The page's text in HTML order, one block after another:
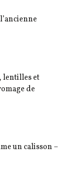
lentilles et
de
un calisson –